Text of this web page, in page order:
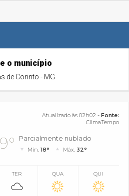
o município
de Corinto - MG
Atualizado às 02h02 - Fonte:
ClimaTempo
Parcialmente nublado
Mín.18° Máx. 32°
TER QUA QUI